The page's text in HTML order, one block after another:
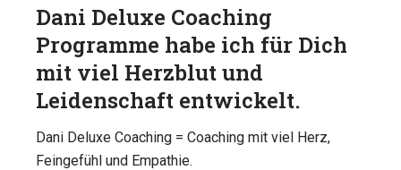
Dani Deluxe Coaching
Programme habe ich für Dich
mit viel Herzblut und
Leidenschaft entwickelt.
Dani Deluxe Coaching = Coaching mit viel Herz,
Feingefühl und Empathie.